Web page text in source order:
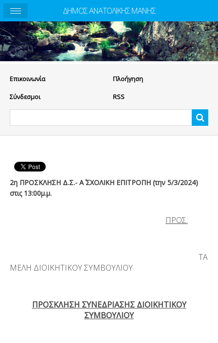
Eπικοινωνία Πλοήγηση
Σύνδεσμοι RSS
2η ΠΡΟΣΚΛΗΣΗ Δ.Σ.- Α΄ ΣΧΟΛΙΚΗ ΕΠΙΤΡΟΠΗ (την 5/3/2024)
στις 13:00μ.μ.
ΠΡΟΣ:
ΤΑ
ΜΕΛΗ ΔΙΟΙΚΗΤΙΚΟΥ ΣΥΜΒΟΥΛΙΟΥ
ΠΡΟΣΚΛΗΣΗ ΣΥΝΕΔΡΙΑΣΗΣ ΔΙΟΙΚΗΤΙΚΟΥ
ΣΥΜΒΟΥΛΙΟΥ
ΔΗΜΟΣ ΑΝΑΤΟΛΙΚΗΣ ΜΑΝΗΣ